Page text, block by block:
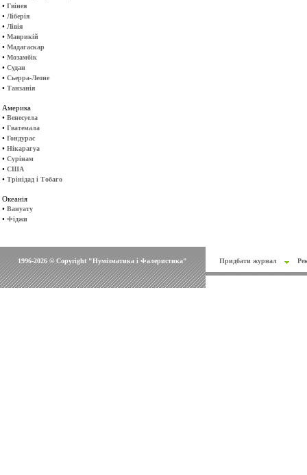
• Гвінея
• Ліберія
• Лівія
• Маврикій
• Мадагаскар
• Мозамбік
• Судан
• Сьерра-Леоне
• Танзанія
Америка
• Венесуела
• Гватемала
• Гондурас
• Нікарагуа
• Сурінам
• США
• Трінідад і Тобаго
Океанія
• Вануату
• Фіджи
1996-2026 © Copyright "Нумізматика і Фалеристика" Придбати журнал